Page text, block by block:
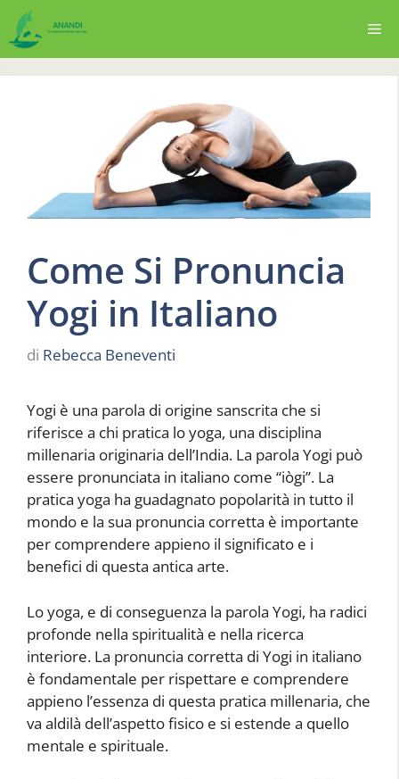
contenuto
Come Si Pronuncia
Yogi in Italiano
di Rebecca Beneventi
Yogi è una parola di origine sanscrita che si
riferisce a chi pratica lo yoga, una disciplina
millenaria originaria dell’India. La parola Yogi può
essere pronunciata in italiano come “iògi”. La
pratica yoga ha guadagnato popolarità in tutto il
mondo e la sua pronuncia corretta è importante
per comprendere appieno il significato e i
benefici di questa antica arte.
Lo yoga, e di conseguenza la parola Yogi, ha radici
profonde nella spiritualità e nella ricerca
interiore. La pronuncia corretta di Yogi in italiano
è fondamentale per rispettare e comprendere
appieno l’essenza di questa pratica millenaria, che
va aldilà dell’aspetto fisico e si estende a quello
mentale e spirituale.